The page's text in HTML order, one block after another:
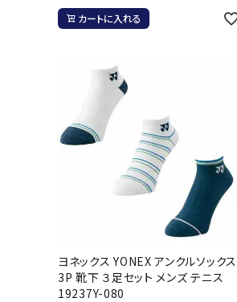
カートに入れる
ヨネックス YONEX アンクルソックス
3P 靴下 ３足セット メンズ テニス
19237Y-080